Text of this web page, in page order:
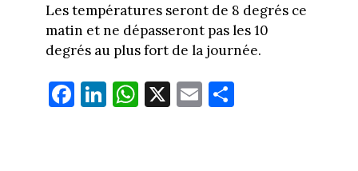
Les températures seront de 8 degrés ce
matin et ne dépasseront pas les 10
degrés au plus fort de la journée.
Fa
ce
Li
nk
W
ha
X E
m
Pa